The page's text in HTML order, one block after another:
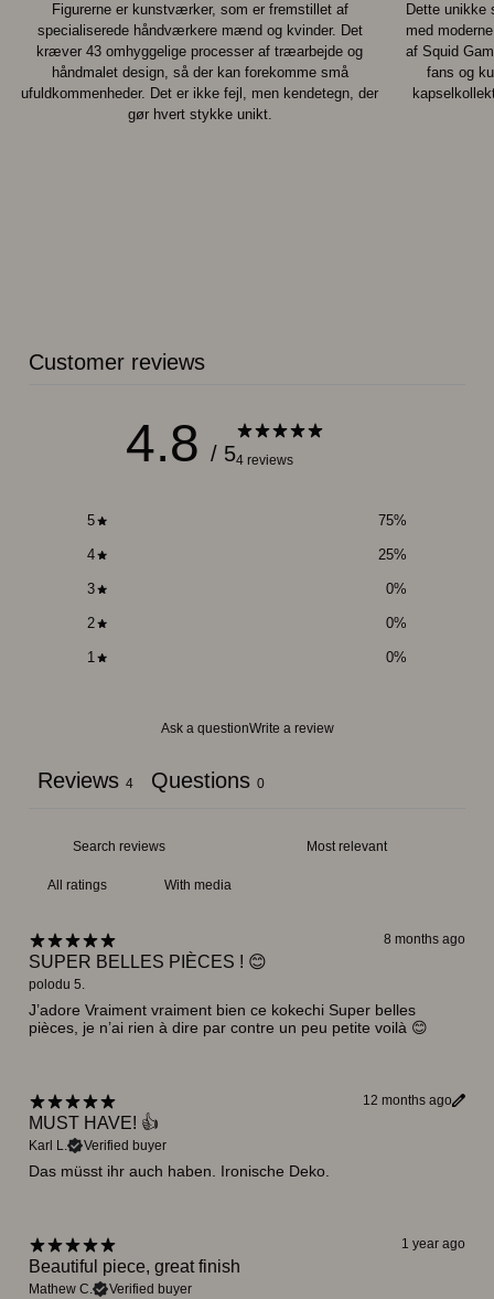
Figurerne er kunstværker, som er fremstillet af
specialiserede håndværkere mænd og kvinder. Det
kræver 43 omhyggelige processer af træarbejde og
håndmalet design, så der kan forekomme små
ufuldkommenheder. Det er ikke fejl, men kendetegn, der
gør hvert stykke unikt.
Dette unikke
med
af Squid
fans og
Customer reviews
4.8 / 54 reviews
5 75%
4 25%
3 0%
2 0%
1 0%
Ask a questionWrite a review
Reviews 4 Questions 0
With media
8 months ago
SUPER BELLES PIÈCES ! 😊
polodu 5.
J’adore Vraiment vraiment bien ce kokechi Super belles
pièces, je n’ai rien à dire par contre un peu petite voilà 😊
12 months ago
MUST HAVE! 👍
Karl L. Verified buyer
Das müsst ihr auch haben. Ironische Deko.
1 year ago
Beautiful piece, great finish
Mathew C. Verified buyer